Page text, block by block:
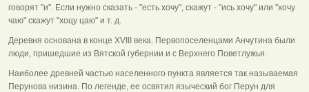
говорят "и". Если нужно сказать - "есть хочу", скажут - "ись хочу" или "хочу
чаю" скажут "хоцу цаю" и т. д.
Деревня основана в конце XVIII века. Первопоселенцами Анчутина были
люди, пришедшие из Вятской губернии и с Верхнего Поветлужья.
Наиболее древней частью населенного пункта является так называемая
Перунова низина. По легенде, ее освятил языческий бог Перун для